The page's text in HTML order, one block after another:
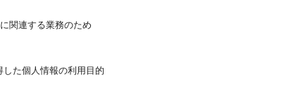
関連する業務のため
した個人情報の利用目的